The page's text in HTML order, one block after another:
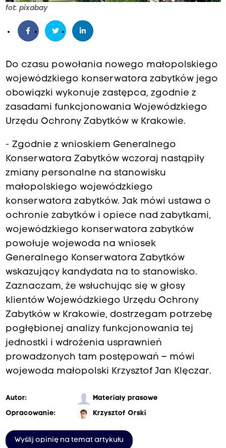
fot: pixabay
Do czasu powołania nowego małopolskiego
wojewódzkiego konserwatora zabytków jego
obowiązki wykonuje zastępca, zgodnie z
zasadami funkcjonowania Wojewódzkiego
Urzędu Ochrony Zabytków w Krakowie.
- Zgodnie z wnioskiem Generalnego
Konserwatora Zabytków wczoraj nastąpiły
zmiany personalne na stanowisku
małopolskiego wojewódzkiego
konserwatora zabytków. Jak mówi ustawa o
ochronie zabytków i opiece nad zabytkami,
wojewódzkiego konserwatora zabytków
powołuje wojewoda na wniosek
Generalnego Konserwatora Zabytków
wskazujący kandydata na to stanowisko.
Zaznaczam, że wsłuchując się w głosy
klientów Wojewódzkiego Urzędu Ochrony
Zabytków w Krakowie, dostrzegam potrzebę
pogłębionej analizy funkcjonowania tej
jednostki i wdrożenia usprawnień
prowadzonych tam postępowań – mówi
wojewoda małopolski Krzysztof Jan Klęczar.
Autor:
Materiały prasowe
Opracowanie:
Krzysztof Orski
Wyślij opinię na temat artykułu